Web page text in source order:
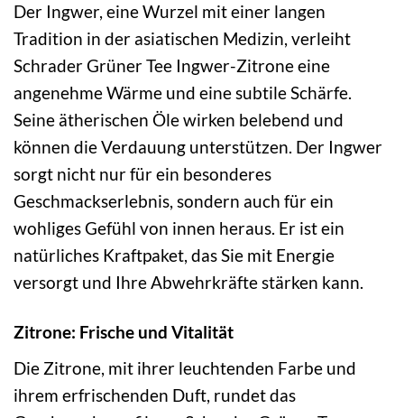
Der Ingwer, eine Wurzel mit einer langen
Tradition in der asiatischen Medizin, verleiht
Schrader Grüner Tee Ingwer-Zitrone eine
angenehme Wärme und eine subtile Schärfe.
Seine ätherischen Öle wirken belebend und
können die Verdauung unterstützen. Der Ingwer
sorgt nicht nur für ein besonderes
Geschmackserlebnis, sondern auch für ein
wohliges Gefühl von innen heraus. Er ist ein
natürliches Kraftpaket, das Sie mit Energie
versorgt und Ihre Abwehrkräfte stärken kann.
Zitrone: Frische und Vitalität
Die Zitrone, mit ihrer leuchtenden Farbe und
ihrem erfrischenden Duft, rundet das